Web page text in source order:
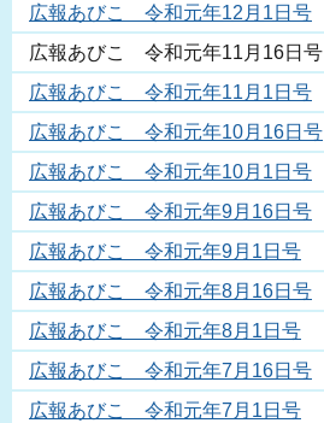
広報あびこ 令和元年12月1日号
広報あびこ 令和元年11月16日号
広報あびこ 令和元年11月1日号
広報あびこ 令和元年10月16日号
広報あびこ 令和元年10月1日号
広報あびこ 令和元年9月16日号
広報あびこ 令和元年9月1日号
広報あびこ 令和元年8月16日号
広報あびこ 令和元年8月1日号
広報あびこ 令和元年7月16日号
広報あびこ 令和元年7月1日号